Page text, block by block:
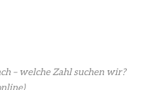
– welche Zahl suchen wir?